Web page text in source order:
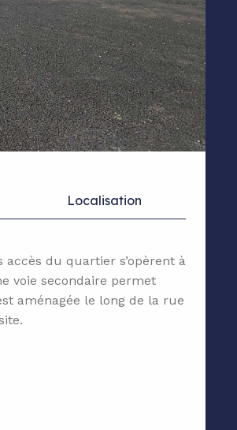
Localisation
du quartier s’opèrent à
voie secondaire permet
aménagée le long de la rue